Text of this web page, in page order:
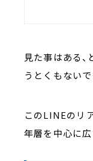
見た事はある
うとくもないで
このLINEのリ
年層を中心に